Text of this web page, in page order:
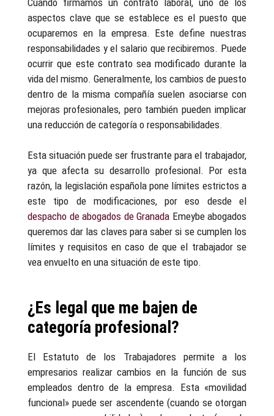
aspectos clave que se establece es el puesto que
ocuparemos en la empresa. Este define nuestras
responsabilidades y el salario que recibiremos. Puede
ocurrir que este contrato sea modificado durante la
vida del mismo. Generalmente, los cambios de puesto
dentro de la misma compañía suelen asociarse con
mejoras profesionales, pero también pueden implicar
una reducción de categoría o responsabilidades.
Esta situación puede ser frustrante para el trabajador,
ya que afecta su desarrollo profesional. Por esta
razón, la legislación española pone límites estrictos a
este tipo de modificaciones, por eso desde el
despacho de abogados de Granada Emeybe abogados
queremos dar las claves para saber si se cumplen los
límites y requisitos en caso de que el trabajador se
vea envuelto en una situación de este tipo.
¿Es legal que me bajen de
categoría profesional?
El Estatuto de los Trabajadores permite a los
empresarios realizar cambios en la función de sus
empleados dentro de la empresa. Esta «movilidad
funcional» puede ser ascendente (cuando se otorgan